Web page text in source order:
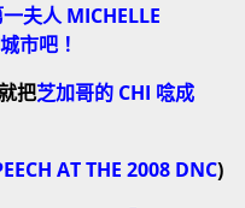
夫人MICHELLE
市吧！
把芝加哥的 CHI 唸成
AT THE 2008 DNC)